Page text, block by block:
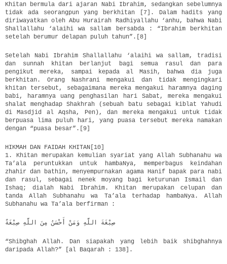
Khitan bermula dari ajaran Nabi Ibrahim, sedangkan sebelumnya
tidak ada seorangpun yang berkhitan [7]. Dalam hadits yang
diriwayatkan oleh Abu Hurairah Radhiyallahu ‘anhu, bahwa Nabi
Shallallahu ‘alaihi wa sallam bersabda : “Ibrahim berkhitan
setelah berumur delapan puluh tahun”.[8]
Setelah Nabi Ibrahim Shallallahu ‘alaihi wa sallam, tradisi
dan sunnah khitan berlanjut bagi semua rasul dan para
pengikut mereka, sampai kepada al Masih, bahwa dia juga
berkhitan. Orang Nashrani mengakui dan tidak mengingkari
khitan tersebut, sebagaimana mereka mengakui haramnya daging
babi, haramnya uang penghasilan hari Sabat, mereka mengakui
shalat menghadap Shakhrah (sebuah batu sebagai kiblat Yahudi
di Masdjid al Aqsha, Pen), dan mereka mengakui untuk tidak
berpuasa lima puluh hari, yang puasa tersebut mereka namakan
dengan “puasa besar”.[9]
HIKMAH DAN FAIDAH KHITAN[10]
1. Khitan merupakan kemulian syariat yang Allah Subhanahu wa
Ta’ala peruntukkan untuk hambaNya, memperbagus keindahan
zhahir dan bathin, menyempurnakan agama Hanif bapak para nabi
dan rasul, sebagai nenek moyang bagi keturunan Ismail dan
Ishaq; dialah Nabi Ibrahim. Khitan merupakan celupan dan
tanda Allah Subhanahu wa Ta’ala terhadap hambaNya. Allah
Subhanahu wa Ta’ala berfirman :
صِبْغَةَ اللَّهِ وَمَنْ أَحْسَنُ مِنَ اللَّهِ صِبْغَةًَ
“Shibghah Allah. Dan siapakah yang lebih baik shibghahnya
daripada Allah?” [al Baqarah : 138].